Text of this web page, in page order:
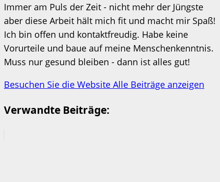
Immer am Puls der Zeit - nicht mehr der Jüngste
aber diese Arbeit hält mich fit und macht mir Spaß!
Ich bin offen und kontaktfreudig. Habe keine
Vorurteile und baue auf meine Menschenkenntnis.
Muss nur gesund bleiben - dann ist alles gut!
Besuchen Sie die Website Alle Beiträge anzeigen
Verwandte Beiträge: